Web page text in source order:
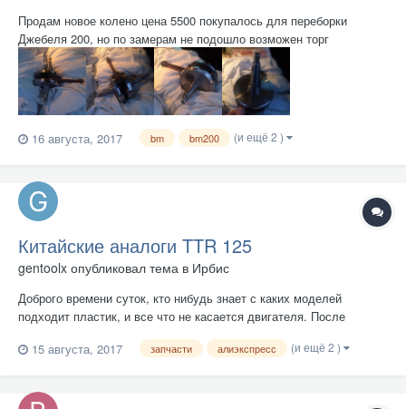
Продам новое колено цена 5500 покупалось для переборки
Джебеля 200, но по замерам не подошло возможен торг
16 августа, 2017 bm bm200 (и ещё 2 )
Китайские аналоги TTR 125
gentoolx опубликовал тема в Ирбис
Доброго времени суток, кто нибудь знает с каких моделей
подходит пластик, и все что не касается двигателя. После
поисках пластика получил нулевой результат. Пытаюсь найти
15 августа, 2017 запчасти алиэкспресс (и ещё 2 )